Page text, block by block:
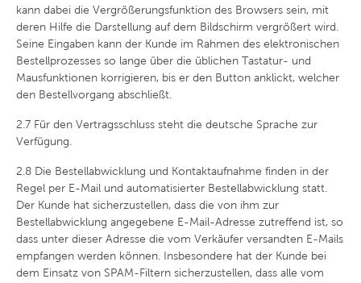
kann dabei die Vergrößerungsfunktion des Browsers sein, mit
deren Hilfe die Darstellung auf dem Bildschirm vergrößert wird.
Seine Eingaben kann der Kunde im Rahmen des elektronischen
Bestellprozesses so lange über die üblichen Tastatur- und
Mausfunktionen korrigieren, bis er den Button anklickt, welcher
den Bestellvorgang abschließt.
2.7 Für den Vertragsschluss steht die deutsche Sprache zur
Verfügung.
2.8 Die Bestellabwicklung und Kontaktaufnahme finden in der
Regel per E-Mail und automatisierter Bestellabwicklung statt.
Der Kunde hat sicherzustellen, dass die von ihm zur
Bestellabwicklung angegebene E-Mail-Adresse zutreffend ist, so
dass unter dieser Adresse die vom Verkäufer versandten E-Mails
empfangen werden können. Insbesondere hat der Kunde bei
dem Einsatz von SPAM-Filtern sicherzustellen, dass alle vom